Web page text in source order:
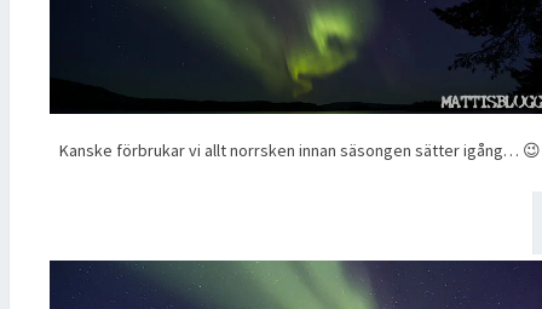
Kanske förbrukar vi allt norrsken innan säsongen sätter igång… 😉